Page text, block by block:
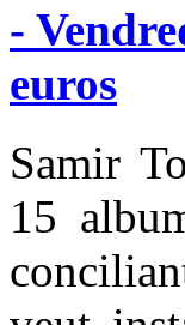
-
euros
Samir
15